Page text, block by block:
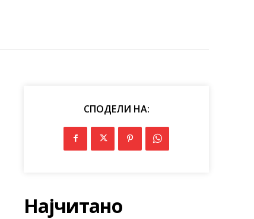
СПОДЕЛИ НА:
Најчитано